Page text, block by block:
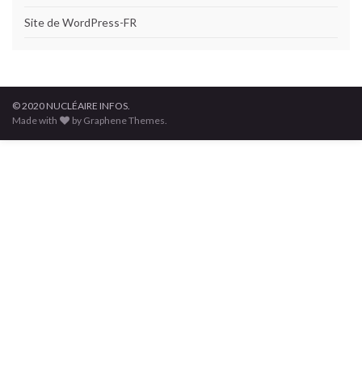
Site de WordPress-FR
© 2020 NUCLÉAIRE INFOS.
Made with
by Graphene Themes.